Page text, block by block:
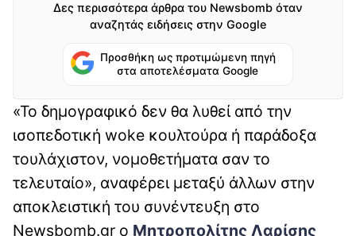
Δες περισσότερα άρθρα του Newsbomb όταν
αναζητάς ειδήσεις στην Google
Προσθήκη ως προτιμώμενη πηγή
στα αποτελέσματα Google
«Το δημογραφικό δεν θα λυθεί από την
ισοπεδοτική woke κουλτούρα ή παράδοξα
τουλάχιστον, νομοθετήματα σαν το
τελευταίο», αναφέρει μεταξύ άλλων στην
αποκλειστική του συνέντευξη στο
Newsbomb.gr o Mητροπολίτης Λαρίσης